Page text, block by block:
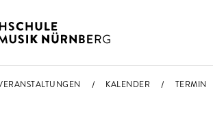
KALENDER TERMIN